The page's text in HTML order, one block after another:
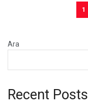
1
Ara
Recent Posts